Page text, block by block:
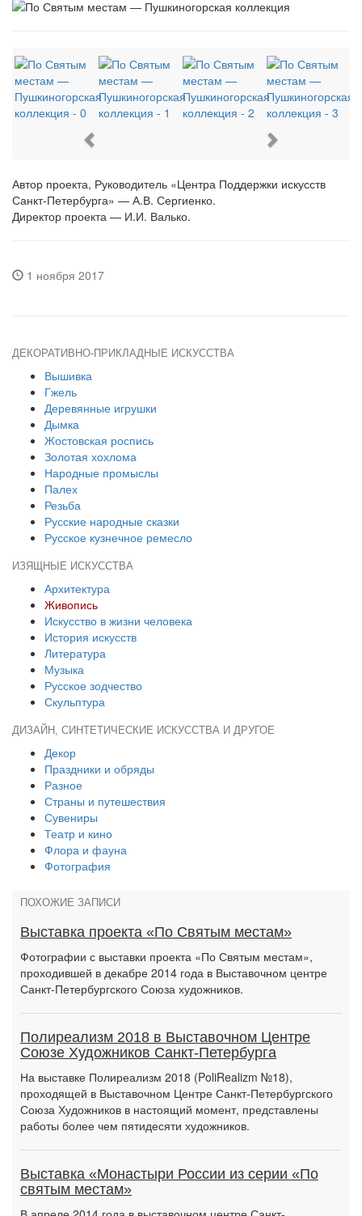
Автор проекта, Руководитель «Центра Поддержки искусств
Санкт-Петербурга» — А.В. Сергиенко.
Директор проекта — И.И. Валько.
1 ноября 2017
ДЕКОРАТИВНО-ПРИКЛАДНЫЕ ИСКУССТВА
Вышивка
Гжель
Деревянные игрушки
Дымка
Жостовская роспись
Золотая хохлома
Народные промыслы
Палех
Резьба
Русские народные сказки
Русское кузнечное ремесло
ИЗЯЩНЫЕ ИСКУССТВА
Архитектура
Живопись
Искусство в жизни человека
История искусств
Литература
Музыка
Русское зодчество
Скульптура
ДИЗАЙН, СИНТЕТИЧЕСКИЕ ИСКУССТВА И ДРУГОЕ
Декор
Праздники и обряды
Разное
Страны и путешествия
Сувениры
Театр и кино
Флора и фауна
Фотография
ПОХОЖИЕ ЗАПИСИ
Выставка проекта «По Святым местам»
Фотографии с выставки проекта «По Святым местам»,
проходившей в декабре 2014 года в Выставочном центре
Санкт-Петербургского Союза художников.
Полиреализм 2018 в Выставочном Центре
Союзе Художников Санкт-Петербурга
На выставке Полиреализм 2018 (PoliRealizm №18),
проходящей в Выставочном Центре Санкт-Петербургского
Союза Художников в настоящий момент, представлены
работы более чем пятидесяти художников.
Выставка «Монастыри России из серии «По
святым местам»